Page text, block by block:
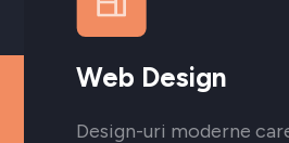
Web Design
Design-uri moderne